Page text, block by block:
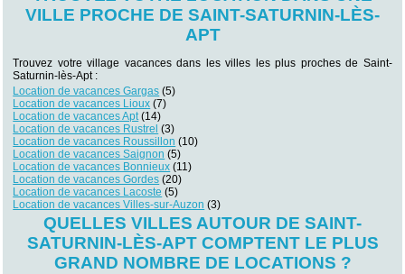
VILLE PROCHE DE SAINT-SATURNIN-LÈS-
APT
Trouvez votre village vacances dans les villes les plus proches de Saint-
Saturnin-lès-Apt :
Location de vacances Gargas (5)
Location de vacances Lioux (7)
Location de vacances Apt(14)
Location de vacances Rustrel (3)
Location de vacances Roussillon (10)
Location de vacances Saignon (5)
Location de vacances Bonnieux (11)
Location de vacances Gordes (20)
Location de vacances Lacoste (5)
Location de vacances Villes-sur-Auzon (3)
QUELLES VILLES AUTOUR DE SAINT-
SATURNIN-LÈS-APT COMPTENT LE PLUS
GRAND NOMBRE DE LOCATIONS ?